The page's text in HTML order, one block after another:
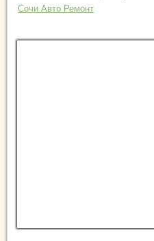
Сочи Авто Ремонт